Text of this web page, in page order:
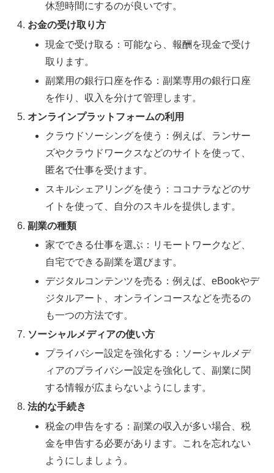
休憩時間にするのが良いです。
お金の受け取り方
現金で受け取る：可能なら、報酬を現金で受け
取ります。
副業用の銀行口座を作る：副業専用の銀行口座
を作り、収入を分けて管理します。
オンラインプラットフォームの利用
クラウドソーシングを使う：例えば、ランサー
ズやクラウドワークスなどのサイトを使って、
匿名で仕事を受けます。
スキルシェアリングを使う：ココナラなどのサ
イトを使って、自分のスキルを提供します。
副業の種類
家でできる仕事を選ぶ：リモートワークなど、
自宅でできる副業を選びます。
デジタルコンテンツを売る：例えば、eBookやデ
ジタルアート、オンラインコースなどを売るの
も一つの方法です。
ソーシャルメディアの使い方
プライバシー設定を強化する：ソーシャルメデ
ィアのプライバシー設定を強化して、副業に関
する情報が広まらないようにします。
法的な手続き
税金の申告をする：副業の収入が多い場合、税
金を申告する必要があります。これを忘れない
ようにしましょう。